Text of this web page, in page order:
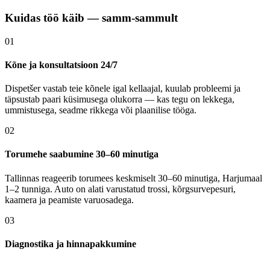
Kuidas töö käib — samm-sammult
01
Kõne ja konsultatsioon 24/7
Dispetšer vastab teie kõnele igal kellaajal, kuulab probleemi ja
täpsustab paari küsimusega olukorra — kas tegu on lekkega,
ummistusega, seadme rikkega või plaanilise tööga.
02
Torumehe saabumine 30–60 minutiga
Tallinnas reageerib torumees keskmiselt 30–60 minutiga, Harjumaal
1–2 tunniga. Auto on alati varustatud trossi, kõrgsurvepesuri,
kaamera ja peamiste varuosadega.
03
Diagnostika ja hinnapakkumine